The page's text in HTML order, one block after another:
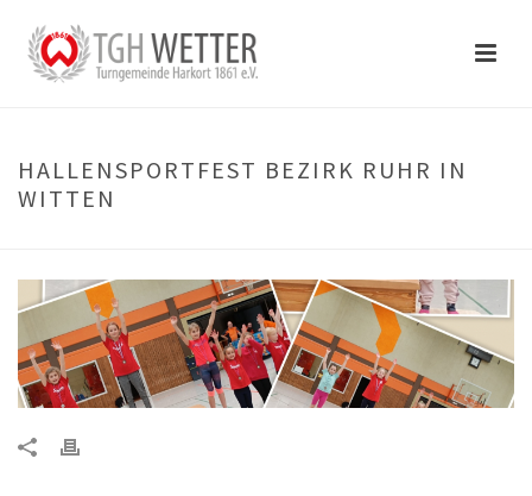
HALLENSPORTFEST BEZIRK RUHR IN
WITTEN